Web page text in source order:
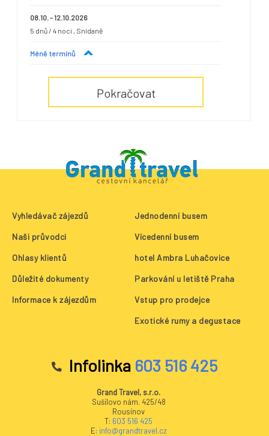
08.10. - 12.10.2026
5 dnů / 4 noci
, Snídaně
Méně termínů
Pokračovat
Vyhledávač zájezdů
Naši průvodci
Ohlasy klientů
Jednodenní busem
Vícedenní busem
hotel Ambra Luhačovice
Důležité dokumenty
Informace k zájezdům
Parkování u letiště Praha
Vstup pro prodejce
Exotické rumy a degustace
Infolinka 603 516 425
Grand Travel, s.r.o.
Sušilovo nám. 425/48
Rousínov
T: 603 516 425
E: info@grandtravel.cz